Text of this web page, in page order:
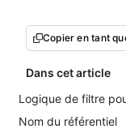
Copier en tant
Dans cet article
Logique de filtre
Nom du référentiel